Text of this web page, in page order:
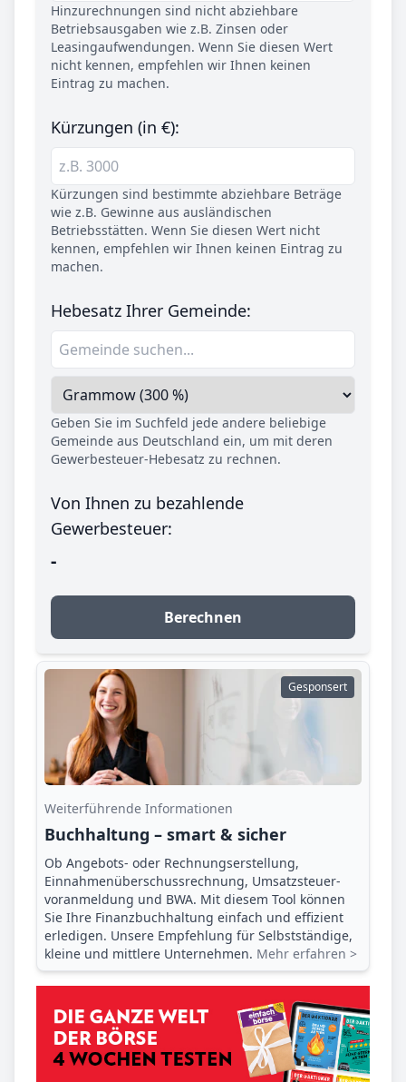
Hinzurechnungen sind nicht abziehbare
Betriebsausgaben wie z.B. Zinsen oder
Leasingaufwendungen. Wenn Sie diesen Wert
nicht kennen, empfehlen wir Ihnen keinen
Eintrag zu machen.
Kürzungen (in €):
Kürzungen sind bestimmte abziehbare Beträge
wie z.B. Gewinne aus ausländischen
Betriebsstätten. Wenn Sie diesen Wert nicht
kennen, empfehlen wir Ihnen keinen Eintrag zu
machen.
Hebesatz Ihrer Gemeinde:
Geben Sie im Suchfeld jede andere beliebige
Gemeinde aus Deutschland ein, um mit deren
Gewerbesteuer-Hebesatz zu rechnen.
Von Ihnen zu bezahlende
Gewerbesteuer:
-
Berechnen
Gesponsert
Weiterführende Informationen
Buchhaltung – smart & sicher
Ob Angebots- oder Rechnungserstellung,
Einnahmenüberschuss­rechnung, Umsatzsteuer­
voranmeldung und BWA. Mit diesem Tool können
Sie Ihre Finanz­buchhaltung einfach und effizient
erledigen. Unsere Empfehlung für Selbstständige,
kleine und mittlere Unternehmen. Mehr erfahren >